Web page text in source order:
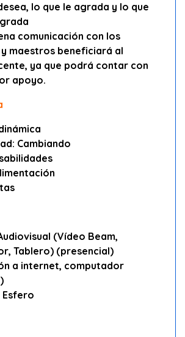
lo que le agrada y lo que
comunicación con los
maestros beneficiará al
ya que podrá contar con
apoyo.
Cambiando
(Vídeo Beam,
Tablero) (presencial)
a internet, computador
Esfero